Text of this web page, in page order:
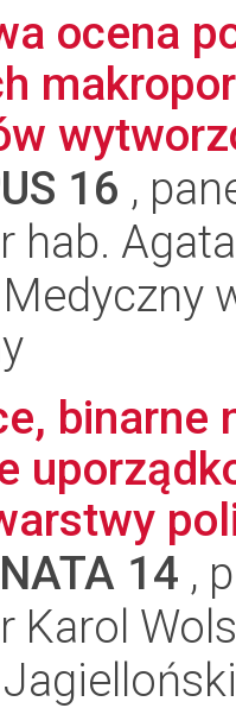
ocena
16 ,
hab.
binarne
14 ,
Karol